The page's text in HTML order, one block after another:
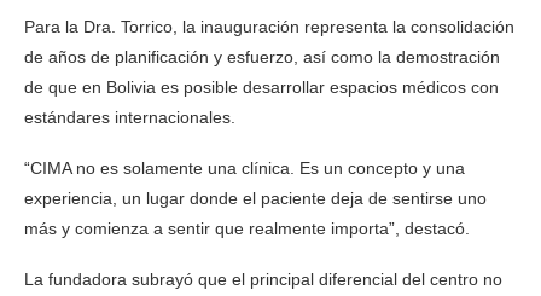
Para la Dra. Torrico, la inauguración representa la consolidación
de años de planificación y esfuerzo, así como la demostración
de que en Bolivia es posible desarrollar espacios médicos con
estándares internacionales.
“CIMA no es solamente una clínica. Es un concepto y una
experiencia, un lugar donde el paciente deja de sentirse uno
más y comienza a sentir que realmente importa”, destacó.
La fundadora subrayó que el principal diferencial del centro no